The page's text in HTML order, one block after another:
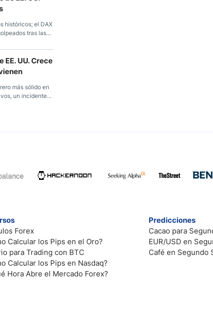
históricos; el DAX
tras las
$80 con
estabilizarse
las tasas caen en
EE. UU. Crece
más sólido en
un incidente
petróleo.
Forex
Calcular los Pips en el Oro?
para Trading con BTC
Calcular los Pips en Nasdaq?
Hora Abre el Mercado Forex?
Predicciones
Cacao para
EUR/USD en
Café en Segundo